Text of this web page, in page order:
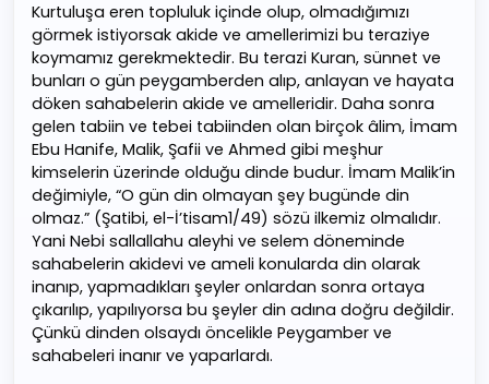
Kurtuluşa eren topluluk içinde olup, olmadığımızı
görmek istiyorsak akide ve amellerimizi bu teraziye
koymamız gerekmektedir. Bu terazi Kuran, sünnet ve
bunları o gün peygamberden alıp, anlayan ve hayata
döken sahabelerin akide ve amelleridir. Daha sonra
gelen tabiin ve tebei tabiinden olan birçok âlim, İmam
Ebu Hanife, Malik, Şafii ve Ahmed gibi meşhur
kimselerin üzerinde olduğu dinde budur. İmam Malik’in
değimiyle, “O gün din olmayan şey bugünde din
olmaz.” (Şatibi, el-İ’tisam1/49) sözü ilkemiz olmalıdır.
Yani Nebi sallallahu aleyhi ve selem döneminde
sahabelerin akidevi ve ameli konularda din olarak
inanıp, yapmadıkları şeyler onlardan sonra ortaya
çıkarılıp, yapılıyorsa bu şeyler din adına doğru değildir.
Çünkü dinden olsaydı öncelikle Peygamber ve
sahabeleri inanır ve yaparlardı.